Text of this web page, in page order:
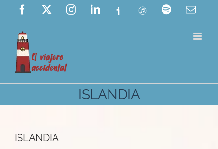
Saltar
contenido
Facebook InstagramLinkedIn
Ivoox ITunes Spotify
ISLANDIA
ISLANDIA